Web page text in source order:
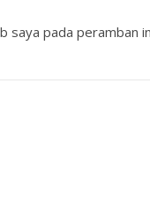
saya pada peramban